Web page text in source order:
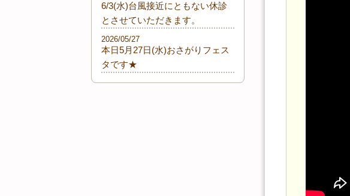
6/3(水)台風接近にともない休診
とさせていただきます。
本日5月27日(水)おさがりフェス
タです★
2026/05/27